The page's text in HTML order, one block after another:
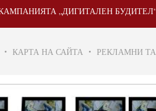
„ДИГИТАЛЕН БУДИТЕЛ“,
КАРТА НА САЙТА РЕКЛАМНИ